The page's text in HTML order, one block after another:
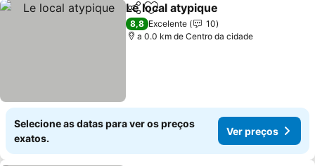
PartilharAdicionar aos favoritos
Le local atypique
8,8 Excelente
10
a 0.0 km de Centro da cidade
Selecione as datas para ver os preços
exatos.
Ver preços